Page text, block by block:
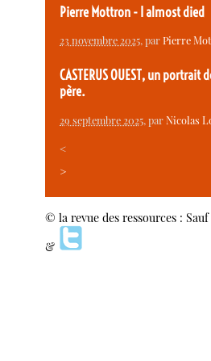
Pierre Mottron - I almost died
23 novembre 2025, parPierre
CASTERUS OUEST, un portrait
père.
29 septembre 2025, parNicolas
<
>
© la revue des ressources :
&